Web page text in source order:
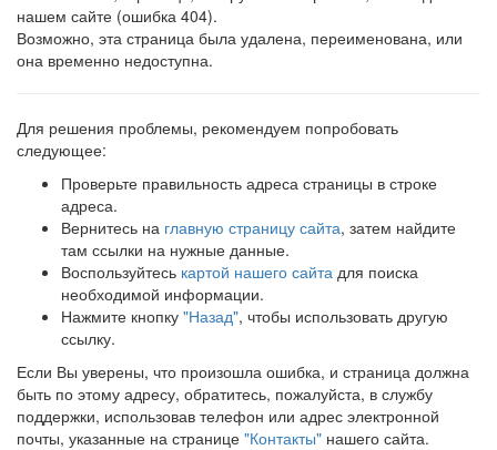
нашем сайте (ошибка 404).
Возможно, эта страница была удалена, переименована, или
она временно недоступна.
Для решения проблемы, рекомендуем попробовать
следующее:
Проверьте правильность адреса страницы в строке
адреса.
Вернитесь на главную страницу сайта, затем найдите
там ссылки на нужные данные.
Воспользуйтесь картой нашего сайта для поиска
необходимой информации.
Нажмите кнопку "Назад", чтобы использовать другую
ссылку.
Если Вы уверены, что произошла ошибка, и страница должна
быть по этому адресу, обратитесь, пожалуйста, в службу
поддержки, использовав телефон или адрес электронной
почты, указанные на странице "Контакты" нашего сайта.